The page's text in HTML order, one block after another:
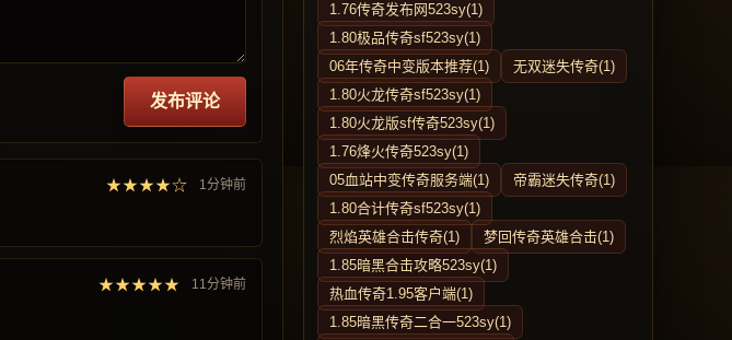
发布评论
★★★★☆ 1分钟前
★★★★★ 11分钟前
1.76传奇发布网523sy(1)
1.80极品传奇sf523sy(1)
06年传奇中变版本推荐(1)
无双迷失传奇(1)
1.80火龙传奇sf523sy(1)
1.80火龙版sf传奇523sy(1)
1.76烽火传奇523sy(1)
05血站中变传奇服务端(1)
帝霸迷失传奇(1)
1.80合计传奇sf523sy(1)
烈焰英雄合击传奇(1)
梦回传奇英雄合击(1)
1.85暗黑合击攻略523sy(1)
热血传奇1.95客户端(1)
1.85暗黑传奇二合一523sy(1)